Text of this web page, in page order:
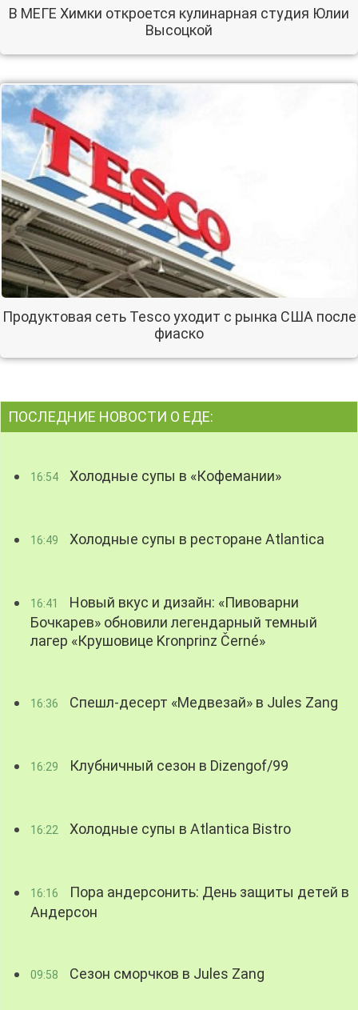
В МЕГЕ Химки откроется кулинарная студия Юлии
Высоцкой
Продуктовая сеть Tesco уходит с рынка США после
фиаско
ПОСЛЕДНИЕ НОВОСТИ О ЕДЕ:
16:54 Холодные супы в «Кофемании»
16:49 Холодные супы в ресторане Atlantica
16:41
Новый вкус и дизайн: «Пивоварни
Бочкарев» обновили легендарный темный
лагер «Крушовице Kronprinz Černé»
16:36 Спешл-десерт «Медвезай» в Jules Zang
16:29 Клубничный сезон в Dizengof/99
16:22 Холодные супы в Atlantica Bistro
16:16
Пора андерсонить: День защиты детей в
Андерсон
09:58 Сезон сморчков в Jules Zang